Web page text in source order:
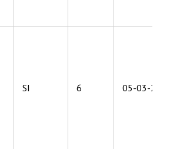
SI 6 05-03-